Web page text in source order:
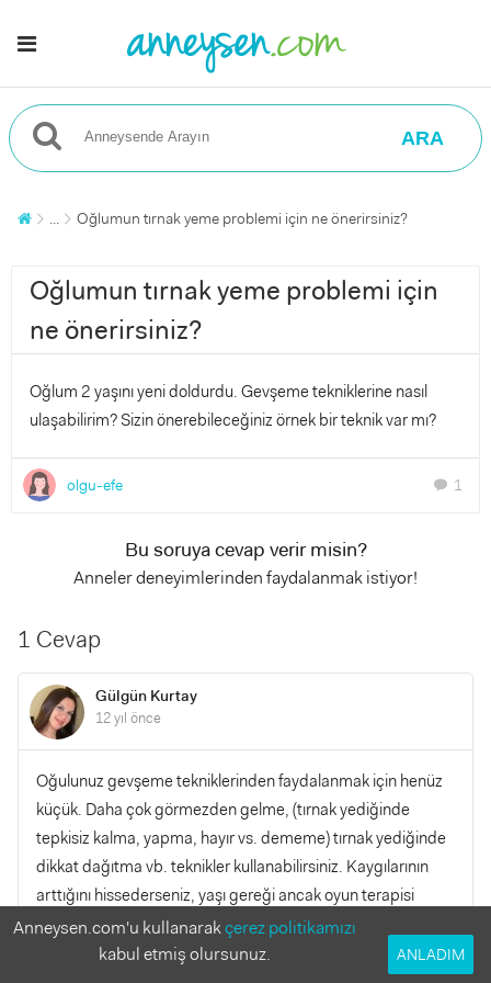
ARA
... Oğlumun tırnak yeme problemi için ne önerirsiniz?
Oğlumun tırnak yeme problemi için
ne önerirsiniz?
Oğlum 2 yaşını yeni doldurdu. Gevşeme tekniklerine nasıl
ulaşabilirim? Sizin önerebileceğiniz örnek bir teknik var mı?
olgu-efe chat 1
Bu soruya cevap verir misin?
Anneler deneyimlerinden faydalanmak istiyor!
1 Cevap
Gülgün Kurtay
12 yıl önce
Oğulunuz gevşeme tekniklerinden faydalanmak için henüz
küçük. Daha çok görmezden gelme, (tırnak yediğinde
tepkisiz kalma, yapma, hayır vs. dememe) tırnak yediğinde
dikkat dağıtma vb. teknikler kullanabilirsiniz. Kaygılarının
arttığını hissederseniz, yaşı gereği ancak oyun terapisi
yapan bir uzman size yardımcı olacaktır.
Anneysen.com'u kullanarakçerez politikamızı
kabul etmiş olursunuz.
ANLADIM